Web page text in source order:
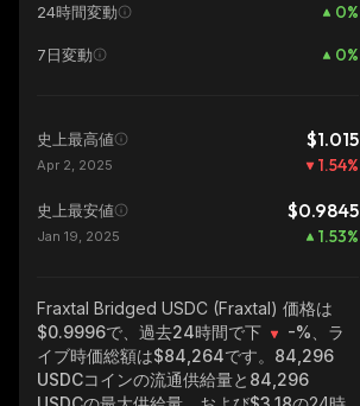
24時間変動 0%
7日変動 0%
史上最高値 $1.015
Apr 2, 2025 1.54%
史上最安値 $0.9845
Jan 19, 2025 1.53%
Fraxtal Bridged USDC (Fraxtal) 価格は
$0.9996で、過去24時間で下
-% 、ラ
イブ時価総額は$84,264です。 84,296
USDCコインの流通供給量と 84,296